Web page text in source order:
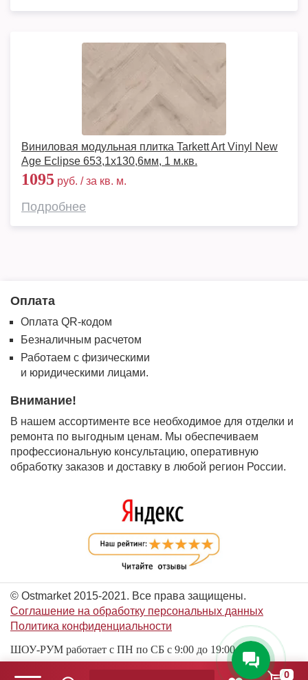
Виниловая модульная плитка Tarkett Art Vinyl New
Age Eclipse 653,1х130,6мм, 1 м.кв.
1095 руб. / за кв. м.
Подробнее
Оплата
Оплата QR-кодом
Безналичным расчетом
Работаем с физическими
и юридическими лицами.
Внимание!
В нашем ассортименте все необходимое для отделки и
ремонта по выгодным ценам. Мы обеспечиваем
профессиональную консультацию, оперативную
обработку заказов и доставку в любой регион России.
© Ostmarket 2015-2021. Все права защищены.
Соглашение на обработку персональных данных
Политика конфиденциальности
ШОУ-РУМ работает с ПН по СБ с 9:00 до 19:00
0